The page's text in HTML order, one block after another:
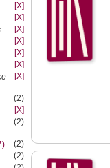
[X]
[X]
[X]
[X]
[X]
[X]
[X]
(2)
[X]
(2)
(2)
(2)